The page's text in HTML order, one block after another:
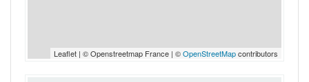
Leaflet | © Openstreetmap France | ©OpenStreetMapcontributors